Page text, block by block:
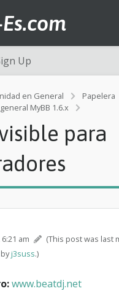
Up
en General Papelera
MyBB 1.6.x
S
S
v
s
b
para
am
(This post was last
byj3suss.)
www.beatdj.net